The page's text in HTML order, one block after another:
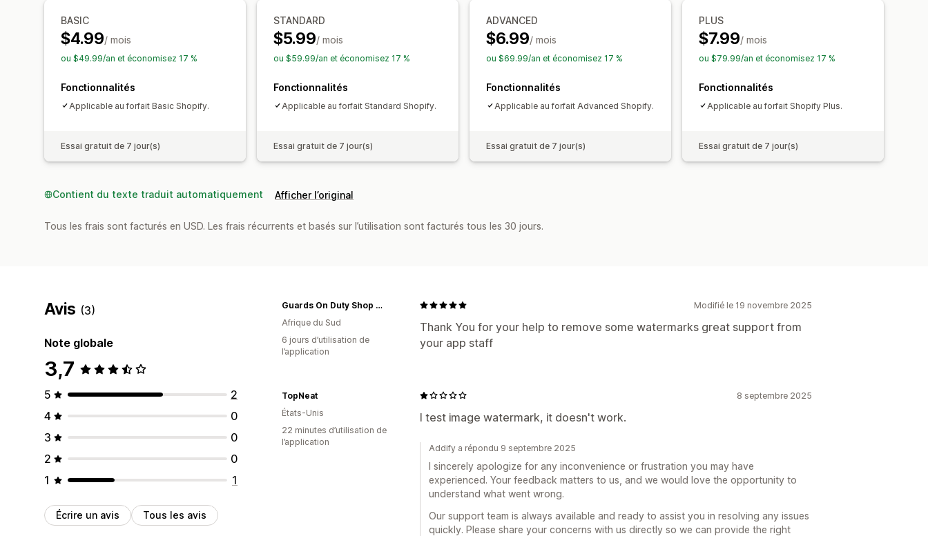
BASIC
$4.99/ mois
ou $49.99/an et économisez 17 %
Fonctionnalités
Applicable au forfait Basic Shopify.
Essai gratuit de 7 jour(s)
STANDARD
$5.99/ mois
ou $59.99/an et économisez 17 %
Fonctionnalités
Applicable au forfait Standard Shopify.
Essai gratuit de 7 jour(s)
ADVANCED
$6.99/ mois
ou $69.99/an et économisez 17 %
Fonctionnalités
Applicable au forfait Advanced Shopify.
Essai gratuit de 7 jour(s)
PLUS
$7.99/ mois
ou $79.99/an et économisez 17 %
Fonctionnalités
Applicable au forfait Shopify Plus.
Essai gratuit de 7 jour(s)
Contient du texte traduit automatiquement Afficher l’original
Tous les frais sont facturés en USD. Les frais récurrents et basés sur l’utilisation sont facturés tous les 30 jours.
Avis (3)
Note globale
3,7
5
2
4
0
3
0
2
0
1
1
Écrire un avis Tous les avis
Modifié le 19 novembre 2025
Thank You for your help to remove some watermarks great support from
your app staff
Guards On Duty Shop & Security Guards
Afrique du Sud
6 jours d’utilisation de
l’application
8 septembre 2025
I test image watermark, it doesn't work.
TopNeat
États-Unis
22 minutes d’utilisation de
l’application
Addify a répondu 9 septembre 2025
I sincerely apologize for any inconvenience or frustration you may have
experienced. Your feedback matters to us, and we would love the opportunity to
understand what went wrong.
Our support team is always available and ready to assist you in resolving any issues
quickly. Please share your concerns with us directly so we can provide the right